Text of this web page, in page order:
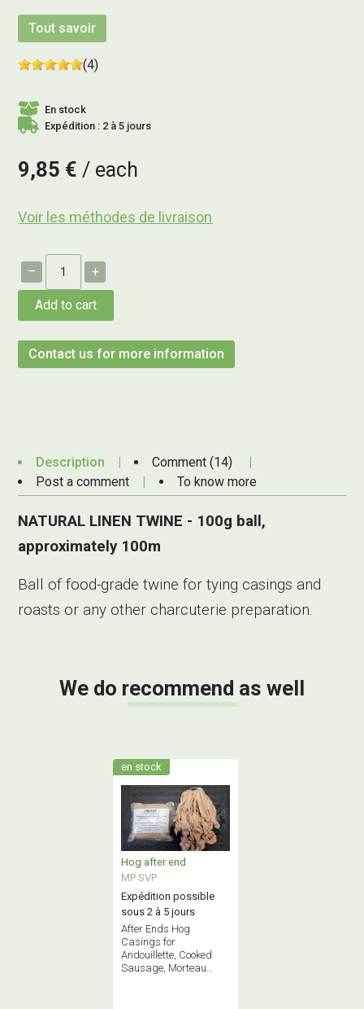
Tout savoir
(4)
En stock
Expédition : 2 à 5 jours
9,85 € each
Voir les méthodes de livraison
– +
Add to cart
Contact us for more information
Description
Comment (14)
Post a comment
To know more
NATURAL LINEN TWINE - 100g ball,
approximately 100m
Ball of food-grade twine for tying casings and
roasts or any other charcuterie preparation.
We do recommend as well
en stock
Hog after end
MP SVP
Expédition possible
sous 2 à 5 jours
After Ends Hog
Casings for
Andouillette, Cooked
Sausage, Morteau